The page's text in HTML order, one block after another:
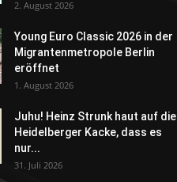
2. August 2026
Young Euro Classic 2026 in der
Migrantenmetropole Berlin
eröffnet
1. August 2026
Juhu! Heinz Strunk haut auf die
Heidelberger Kacke, dass es
nur...
31. Juli 2026